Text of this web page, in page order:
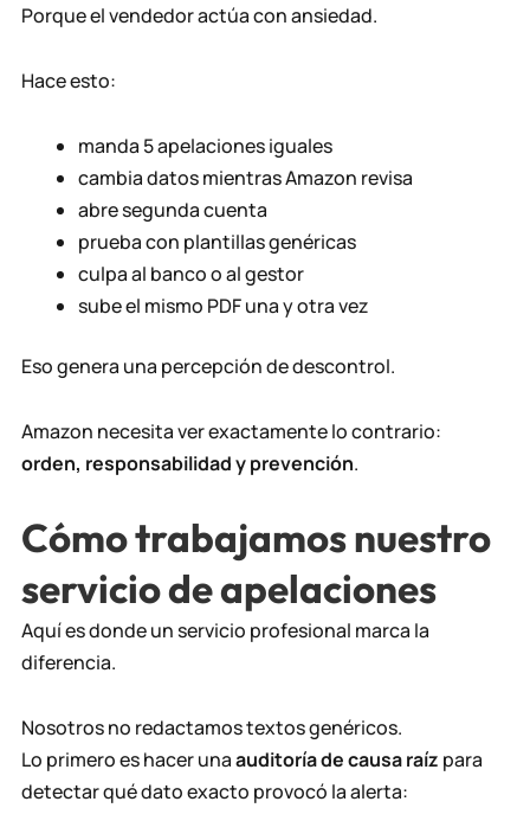
Porque el vendedor actúa con ansiedad.
Hace esto:
manda 5 apelaciones iguales
cambia datos mientras Amazon revisa
abre segunda cuenta
prueba con plantillas genéricas
culpa al banco o al gestor
sube el mismo PDF una y otra vez
Eso genera una percepción de descontrol.
Amazon necesita ver exactamente lo contrario:
orden, responsabilidad y prevención.
Cómo trabajamos nuestro
servicio de apelaciones
Aquí es donde un servicio profesional marca la
diferencia.
Nosotros no redactamos textos genéricos.
Lo primero es hacer unaauditoría de causa raíz para
detectar qué dato exacto provocó la alerta: